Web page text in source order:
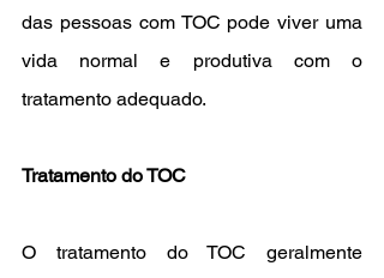
das pessoas com TOC pode viver uma
vida normal e produtiva com o
tratamento adequado.
Tratamento do TOC
O tratamento do TOC geralmente